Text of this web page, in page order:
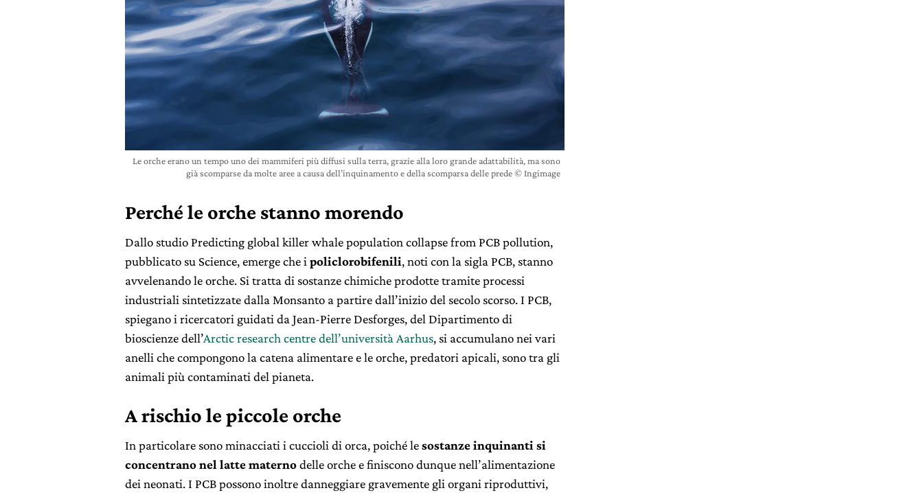
Le orche erano un tempo uno dei mammiferi più diffusi sulla terra, grazie alla loro grande adattabilità, ma sono
già scomparse da molte aree a causa dell’inquinamento e della scomparsa delle prede © Ingimage
Perché le orche stanno morendo
Dallo studio Predicting global killer whale population collapse from PCB pollution,
pubblicato su Science, emerge che ipoliclorobifenili, noti con la sigla PCB, stanno
avvelenando le orche. Si tratta di sostanze chimiche prodotte tramite processi
industriali sintetizzate dalla Monsanto a partire dall’inizio del secolo scorso. I PCB,
spiegano i ricercatori guidati da Jean-Pierre Desforges, del Dipartimento di
bioscienze dell’Arctic research centre dell’università Aarhus, si accumulano nei vari
anelli che compongono la catena alimentare e le orche, predatori apicali, sono tra gli
animali più contaminati del pianeta.
A rischio le piccole orche
In particolare sono minacciati i cuccioli di orca, poiché lesostanze inquinanti si
concentrano nel latte maternodelle orche e finiscono dunque nell’alimentazione
dei neonati. I PCB possono inoltre danneggiare gravemente gli organi riproduttivi,